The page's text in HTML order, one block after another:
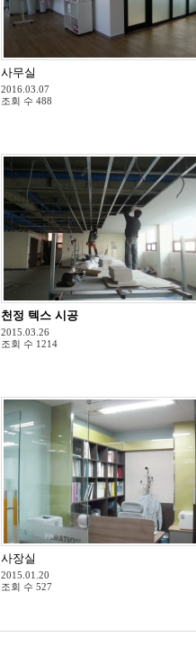
사무실
2016.03.07
조회 수 488
천정 텍스 시공
2015.03.26
조회 수 1214
사장실
2015.01.20
조회 수 527